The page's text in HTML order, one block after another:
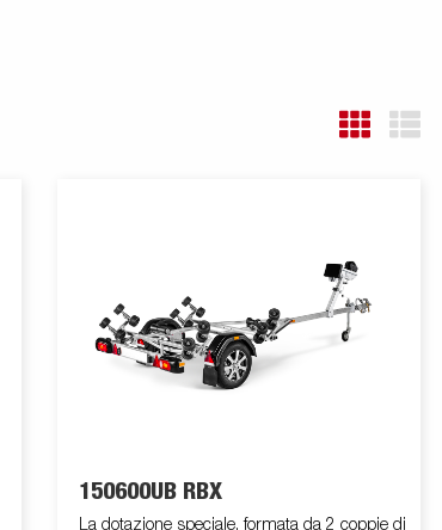
150600UB RBX
La dotazione speciale, formata da 2 coppie di